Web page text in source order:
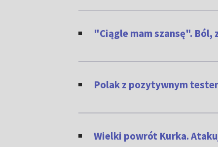
"Ciągle mam szansę". Ból,
Polak z pozytywnym
Wielki powrót Kurka.